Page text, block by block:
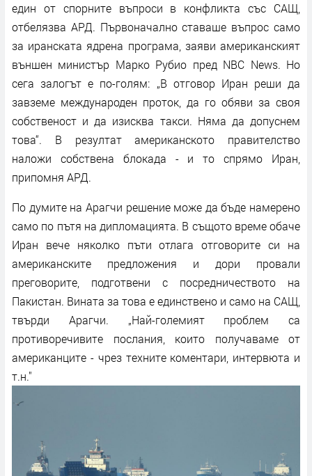
един от спорните въпроси в конфликта със САЩ,
отбелязва АРД. Първоначално ставаше въпрос само
за иранската ядрена програма, заяви американският
външен министър Марко Рубио пред NBC News. Но
сега залогът е по-голям: „В отговор Иран реши да
завземе международен проток, да го обяви за своя
собственост и да изисква такси. Няма да допуснем
това“. В резултат американското правителство
наложи собствена блокада - и то спрямо Иран,
припомня АРД.
По думите на Арагчи решение може да бъде намерено
само по пътя на дипломацията. В същото време обаче
Иран вече няколко пъти отлага отговорите си на
американските предложения и дори провали
преговорите, подготвени с посредничеството на
Пакистан. Вината за това е единствено и само на САЩ,
твърди Арагчи. „Най-големият проблем са
противоречивите послания, които получаваме от
американците - чрез техните коментари, интервюта и
т.н."